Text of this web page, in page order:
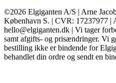
©2026 Elgiganten A/S | Arne
København S. | CVR: 17237977 |
hello@elgiganten.dk | Vi tager
samt afgifts- og prisændringer. Vi
bestilling ikke er bindende for
behandlet din ordre og sendt en